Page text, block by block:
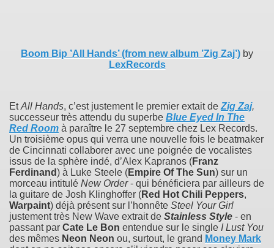
Boom Bip ’All Hands’ (from new album ’Zig Zaj’) by
LexRecords
EtAll Hands, c’est justement le premier extait de Zig Zaj,
successeur très attendu du superbe Blue Eyed In The
Red Room à paraître le 27 septembre chez Lex Records.
Un troisième opus qui verra une nouvelle fois le beatmaker
de Cincinnati collaborer avec une poignée de vocalistes
issus de la sphère indé, d’Alex Kapranos (Franz
Ferdinand) à Luke Steele (Empire Of The Sun) sur un
morceau intitulé New Order- qui bénéficiera par ailleurs de
la guitare de Josh Klinghoffer (Red Hot Chili Peppers,
Warpaint) déjà présent sur l’honnête Steel Your Girl
justement très New Wave extrait de Stainless Style - en
passant par Cate Le Bon entendue sur le single I Lust You
des mêmes Neon Neon ou, surtout, le grand Money Mark